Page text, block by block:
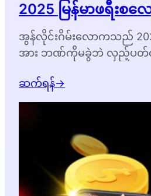
2025 မြန်မာဖရီးစလေ
အွန်လိုင်းဂိမ်းလောကသည်
အား ဘဏ်ကိုမခွဲဘဲ လှည့်ပတ်လှည့်
ဆက်ရန်→